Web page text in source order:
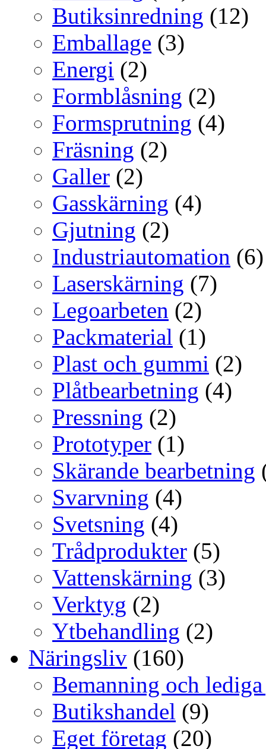
Butiksinredning (12)
Emballage (3)
Energi (2)
Formblåsning (2)
Formsprutning (4)
Fräsning (2)
Galler (2)
Gasskärning (4)
Gjutning (2)
Industriautomation (6)
Laserskärning (7)
Legoarbeten (2)
Packmaterial (1)
Plast och gummi (2)
Plåtbearbetning (4)
Pressning (2)
Prototyper (1)
Skärande bearbetning
Svarvning (4)
Svetsning (4)
Trådprodukter (5)
Vattenskärning (3)
Verktyg (2)
Ytbehandling (2)
Näringsliv (160)
Bemanning och
Butikshandel (9)
Eget företag (20)